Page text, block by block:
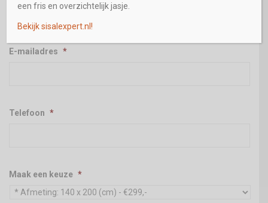
E-mailadres *
Telefoon *
Maak een keuze *
een fris en overzichtelijk jasje.
Bekijk sisalexpert.nl!